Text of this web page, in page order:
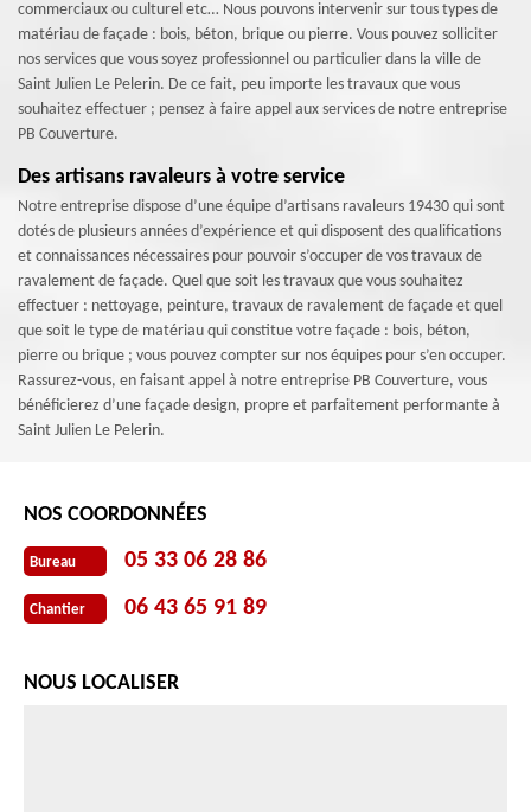
commerciaux ou culturel etc… Nous pouvons intervenir sur tous types de
matériau de façade : bois, béton, brique ou pierre. Vous pouvez solliciter
nos services que vous soyez professionnel ou particulier dans la ville de
Saint Julien Le Pelerin. De ce fait, peu importe les travaux que vous
souhaitez effectuer ; pensez à faire appel aux services de notre entreprise
PB Couverture.
Des artisans ravaleurs à votre service
Notre entreprise dispose d’une équipe d’artisans ravaleurs 19430 qui sont
dotés de plusieurs années d’expérience et qui disposent des qualifications
et connaissances nécessaires pour pouvoir s’occuper de vos travaux de
ravalement de façade. Quel que soit les travaux que vous souhaitez
effectuer : nettoyage, peinture, travaux de ravalement de façade et quel
que soit le type de matériau qui constitue votre façade : bois, béton,
pierre ou brique ; vous pouvez compter sur nos équipes pour s’en occuper.
Rassurez-vous, en faisant appel à notre entreprise PB Couverture, vous
bénéficierez d’une façade design, propre et parfaitement performante à
Saint Julien Le Pelerin.
NOS COORDONNÉES
Bureau 05 33 06 28 86
Chantier 06 43 65 91 89
NOUS LOCALISER